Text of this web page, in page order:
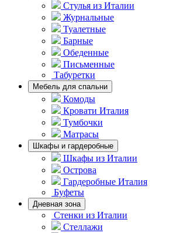
Стулья из Италии
Журнальные
Туалетные
Барные
Обеденные
Письменные
Табуретки
Мебель для спальни
Комоды
Кровати Италия
Тумбочки
Матрасы
Шкафы и гардеробные
Шкафы из Италии
Острова
Гардеробные Италия
Буфеты
Дневная зона
Стенки из Италии
Стеллажи